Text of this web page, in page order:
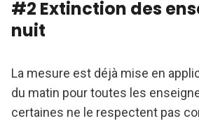
#2 Extinction des
nuit
La mesure est déjà mise en
du matin pour toutes les
certaines ne le respectent pas